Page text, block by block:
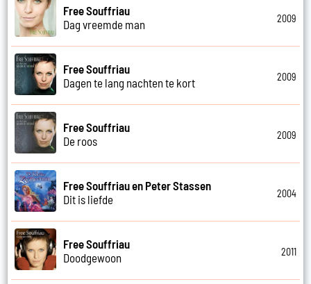
Free Souffriau
Dag vreemde man
2009
Free Souffriau
Dagen te lang nachten te kort
2009
Free Souffriau
De roos
2009
Free Souffriau en Peter Stassen
Dit is liefde
2004
Free Souffriau
Doodgewoon
2011